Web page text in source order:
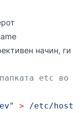
начин, ги
etc во
> /etc/